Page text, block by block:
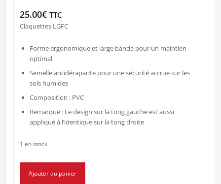
25.00€ TTC
Claquettes LGFC
Forme ergonomique et large bande pour un maintien
optimal
Semelle antidérapante pour une sécurité accrue sur les
sols humides
Composition : PVC
Remarque : Le design sur la tong gauche est aussi
appliqué à l’identique sur la tong droite
1 en stock
Ajouter au panier